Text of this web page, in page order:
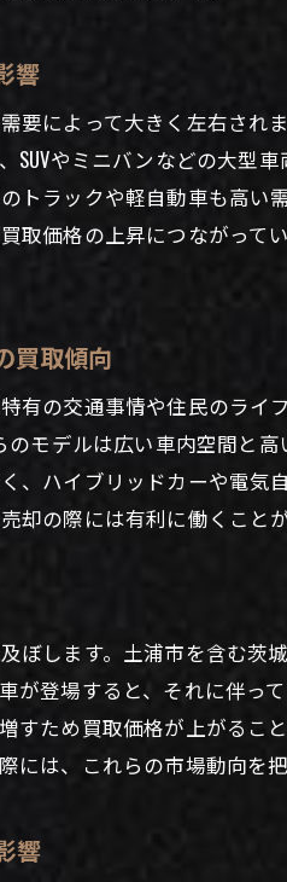
土浦市での販売実績と買取
市場の需要に応じた買取戦
買取市場のトレンドと価
有利な車買取のための市
車買取の基本的な流れとそ
土浦市での車買取手続き
初めての方必見！安心で
査定から契約までの手続
車買取におけるトラブルを
価買取の秘訣とは？土浦市で
土浦市での高価買取実現
買取価格を引き上げるた
土浦市の買取業者選びの
買取価格に影響する要素
土浦市特有の高価買取のポ
響
要によって大きく左右さ
SUVやミニバンなどの大型
トラックや軽自動車も高
取価格の上昇につながっ
買取傾向
有の交通事情や住民のラ
のモデルは広い車内空間と
、ハイブリッドカーや電
の際には有利に働くことが
ぼします。土浦市を含む
が登場すると、それに伴
すため買取価格が上がる
は、これらの市場動向を
響